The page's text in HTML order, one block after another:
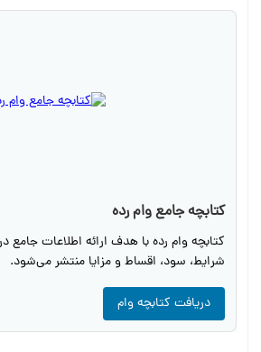
کتابچه جامع وام رده
کتابچه وام رده با هدف ارائه اطلاعات جامع
شرایط، سود، اقساط و مزایا منتشر می‌شود.
دریافت کتابچه وام